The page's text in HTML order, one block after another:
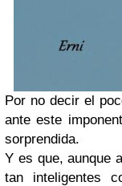
Por no decir el
ante este
sorprendida.
Y es que, aunque
tan inteligentes